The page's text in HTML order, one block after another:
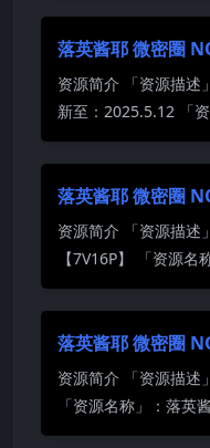
落英酱耶 微密圈
资源简介 「资源描述
新至：2025.5.12 「
落英酱耶 微密圈
资源简介 「资源描述
【7V16P】 「资源
落英酱耶 微密圈
资源简介 「资源描述
「资源名称」：落英